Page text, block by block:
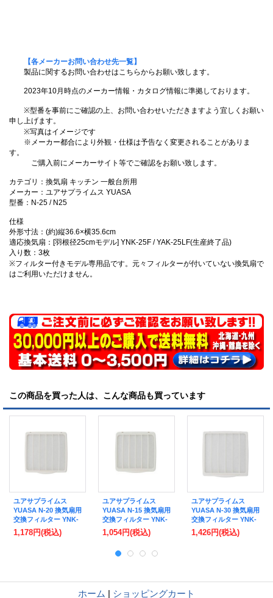
【各メーカーお問い合わせ先一覧】
製品に関するお問い合わせはこちらからお願い致します。
2023年10月時点のメーカー情報・カタログ情報に準拠しております。
※型番を事前にご確認の上、お問い合わせいただきますよう宜しくお願い
申し上げます。
※写真はイメージです
※メーカー都合により外観・仕様は予告なく変更されることがありま
す。
ご購入前にメーカーサイト等でご確認をお願い致します。
カテゴリ：換気扇 キッチン 一般台所用
メーカー：ユアサプライムス YUASA
型番：N-25 / N25
仕様
外形寸法：(約)縦36.6×横35.6cm
適応換気扇：[羽根径25cmモデル] YNK-25F / YAK-25LF(生産終了品)
入り数：3枚
※フィルター付きモデル専用品です。元々フィルターが付いていない換気扇で
はご利用いただけません。
この商品を買った人は、こんな商品も買っています
ユアサプライムス
YUASA N-20 換気扇用
交換フィルター YNK-
20F交換用 ３枚入り
[℃℃]
1,178円(税込)
ユアサプライムス
YUASA N-15 換気扇用
交換フィルター YNK-
15F交換用 ３枚入り
[℃℃]
1,054円(税込)
ユアサプライムス
YUASA N-30 換気扇用
交換フィルター YNK-
30F交換用 ３枚入り
[℃℃]
1,426円(税込)
ホーム | ショッピングカート